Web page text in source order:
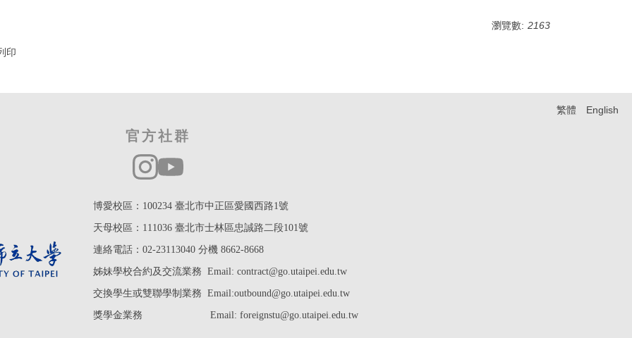
瀏覽數: 2163
印
繁體 English
官方社群
博愛校區：100234 臺北市中正區愛國西路1號
天母校區：111036 臺北市士林區忠誠路二段101號
連絡電話：02-23113040 分機 8662-8668
姊妹學校合約及交流業務 Email: contract@go.utaipei.edu.tw
交換學生或雙聯學制業務 Email:outbound@go.utaipei.edu.tw
獎學金業務 Email: foreignstu@go.utaipei.edu.tw